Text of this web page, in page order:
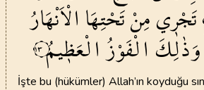
تَجْر۪يمِنْتَحْتِهَاالْاَنْهَارُ
وَذٰلِكَ الْفَوْزُالْعَظ۪يمُ١٣
İşte bu (hükümler) Allah’ın koyduğu